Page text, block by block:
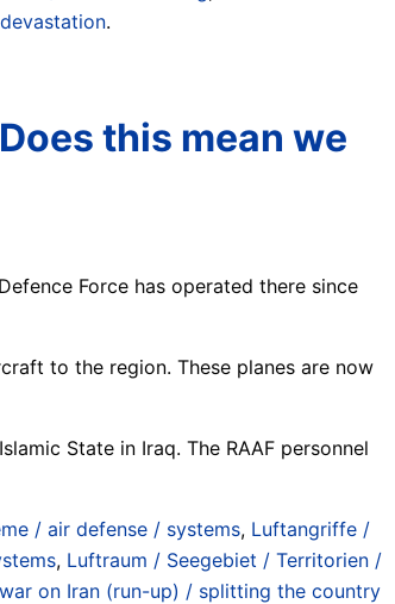
.
this mean we
Force has operated there since
to the region. These planes are now
State in Iraq. The RAAF personnel
/ air defense / systems, Luftangriffe /
, Luftraum / Seegebiet / Territorien /
on Iran (run-up) / splitting the country